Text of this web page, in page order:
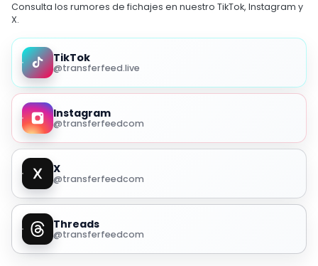
Consulta los rumores de fichajes en nuestro TikTok, Instagram y
X.
TikTok
@transferfeed.live
Instagram
@transferfeedcom
X
@transferfeedcom
Threads
@transferfeedcom